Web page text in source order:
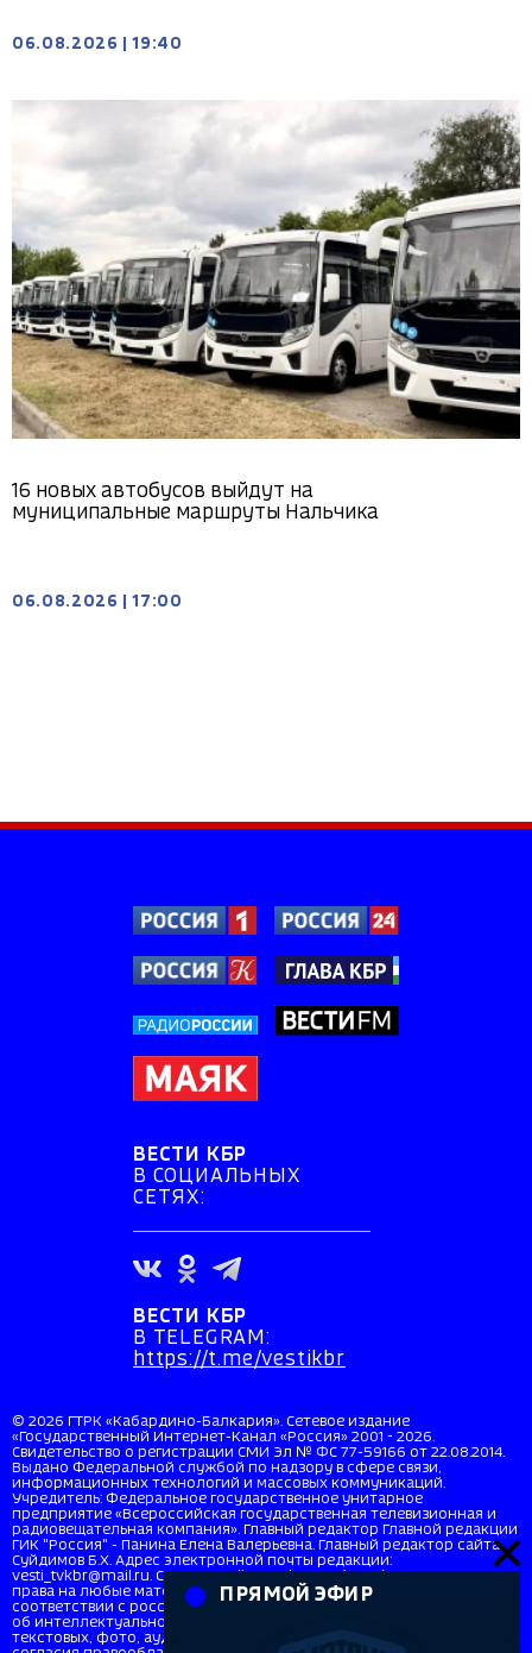
06.08.2026 19:40
16 новых автобусов выйдут на
муниципальные маршруты Нальчика
06.08.2026 17:00
ВЕСТИ КБР
В СОЦИАЛЬНЫХ
СЕТЯХ:
ВЕСТИ КБР
В TELEGRAM:
https://t.me/vestikbr
© 2026 ГТРК «Кабардино-Балкария». Сетевое издание
«Государственный Интернет-Канал «Россия» 2001 - 2026.
Свидетельство о регистрации СМИ Эл № ФС 77-59166 от 22.08.2014.
Выдано Федеральной службой по надзору в сфере связи,
информационных технологий и массовых коммуникаций.
Учредитель: Федеральное государственное унитарное
предприятие «Всероссийская государственная телевизионная и
радиовещательная компания». Главный редактор Главной редакции
ГИК "Россия" - Панина Елена Валерьевна. Главный редактор сайта
Суйдимов Б.Х. Адрес электронной почты редакции:
vesti_tvkbr@mail.ru. Справочный телефон: +7 (8662) 40-36-33. Все
права на любые материалы, опубликованные на сайте, защищены в
соответствии с российским и международным законодательством
об интеллектуальной собственности. Любое использование
текстовых, фото, аудио и видеоматериалов возможно только с
ПРЯМОЙ ЭФИР